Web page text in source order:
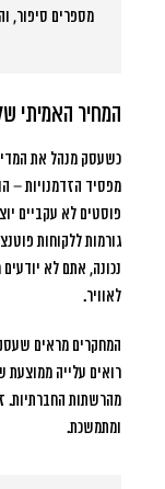
מספרים סיפור,
המחיר האמיתי
כשעסק מנהל את
מפסיד הזדמנויות –
פוסטים לא עקביים
גורמות ללקוחות
נכונה, אתם לא
לאוויר.
המחקרים מראים
מהרשתות החברתיות.
ומתמשכת.